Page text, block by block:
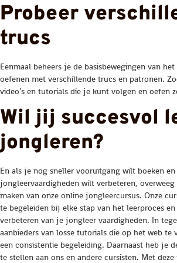
Probeer
trucs
Eenmaal beheers je de basisbewegingen van
oefenen met verschillende trucs en patronen.
video’s en tutorials die je kunt volgen en oefen
Wil jij succesvol
jongleren?
En als je nog sneller vooruitgang wilt boeken
jongleervaardigheden wilt verbeteren,
maken van onze online jongleercursus. Onze
te begeleiden bij elke stap van het leerproces
verbeteren van je jongleer vaardigheden. In
aanbieders van losse tutorials die op het web te
een consistentie begeleiding. Daarnaast heb je
te stellen aan ons en andere cursisten. Met